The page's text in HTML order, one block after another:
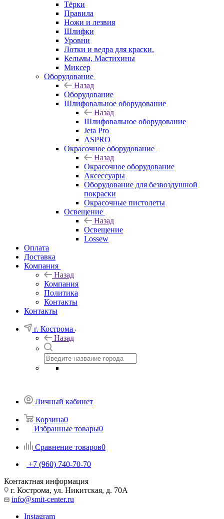
Тёрки
Правила
Ножи и лезвия
Шлифки
Уровни
Лотки и ведра для краски.
Кельмы, Мастихины
Миксер
Оборудование
Назад
Оборудование
Шлифовальное оборудование
Назад
Шлифовальное оборудование
Jeta Pro
ASPRO
Окрасочное оборудование
Назад
Окрасочное оборудование
Аксессуары
Оборудование для безвоздушной
покраски
Окрасочные пистолеты
Освещение
Назад
Освещение
Lossew
Оплата
Доставка
Компания
Назад
Компания
Политика
Контакты
Контакты
г. Кострома
Назад
Личный кабинет
Корзина0
Избранные товары0
Сравнение товаров0
+7 (960) 740-70-70
Контактная информация
г. Кострома, ул. Никитская, д. 70А
info@smit-center.ru
Instagram